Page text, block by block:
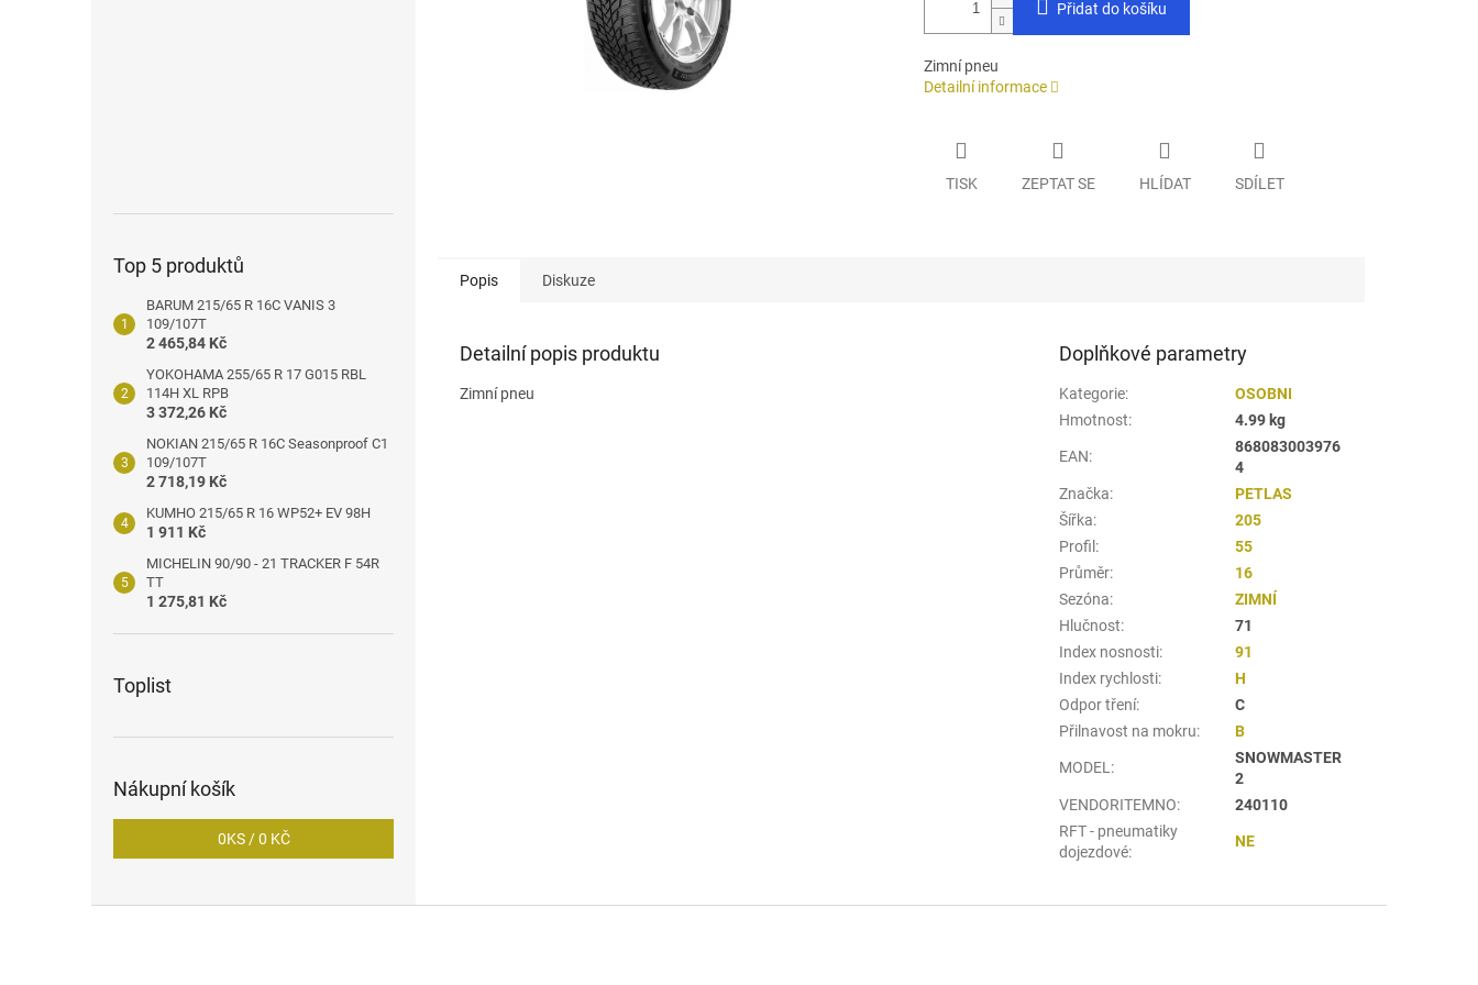
Top 5 produktů
BARUM 215/65 R 16C VANIS 3
109/107T
2 465,84 Kč
YOKOHAMA 255/65 R 17 G015 RBL
114H XL RPB
3 372,26 Kč
NOKIAN 215/65 R 16C Seasonproof C1
109/107T
2 718,19 Kč
KUMHO 215/65 R 16 WP52+ EV 98H
1 911 Kč
MICHELIN 90/90 - 21 TRACKER F 54R
TT
1 275,81 Kč
Toplist
Nákupní košík
0KS /0 KČ
Přidat do košíku
Zimní pneu
Detailní informace
TISK ZEPTAT SE HLÍDAT SDÍLET
Popis Diskuze
Detailní popis produktu
Zimní pneu
Doplňkové parametry
Kategorie:
OSOBNI
Hmotnost: 4.99 kg
EAN:
868083003976
4
Značka:
PETLAS
Šířka:
205
Profil :
55
Průměr:
16
Sezóna:
ZIMNÍ
Hlučnost:
71
Index nosnosti:
91
Index rychlosti:
H
Odpor tření:
C
Přilnavost na mokru: B
MODEL :
SNOWMASTER
2
VENDORITEMNO:
240110
RFT - pneumatiky
dojezdové:
NE